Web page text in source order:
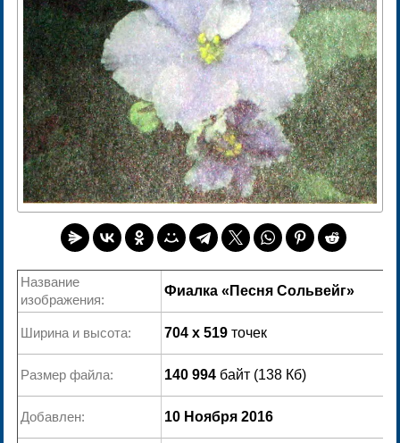
Название
изображения:
Фиалка «Песня Сольвейг»
Ширина и высота: 704 x 519 точек
Размер файла: 140 994 байт (138 Кб)
Добавлен: 10 Ноября 2016